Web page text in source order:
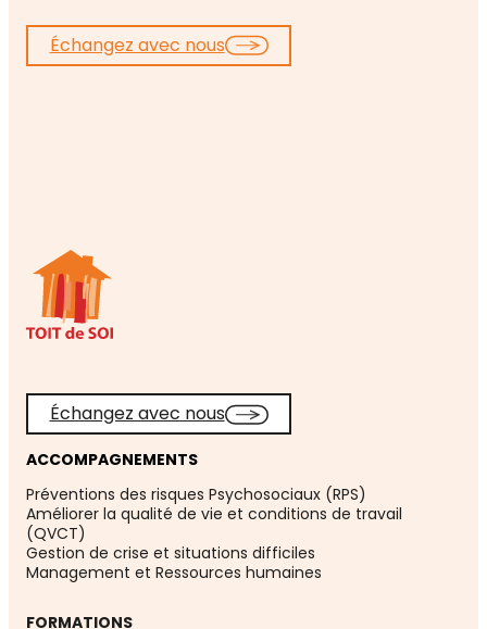
Échangez avec nous
Échangez avec nous
ACCOMPAGNEMENTS
Préventions des risques Psychosociaux (RPS)
Améliorer la qualité de vie et conditions de travail
(QVCT)
Gestion de crise et situations difficiles
Management et Ressources humaines
FORMATIONS